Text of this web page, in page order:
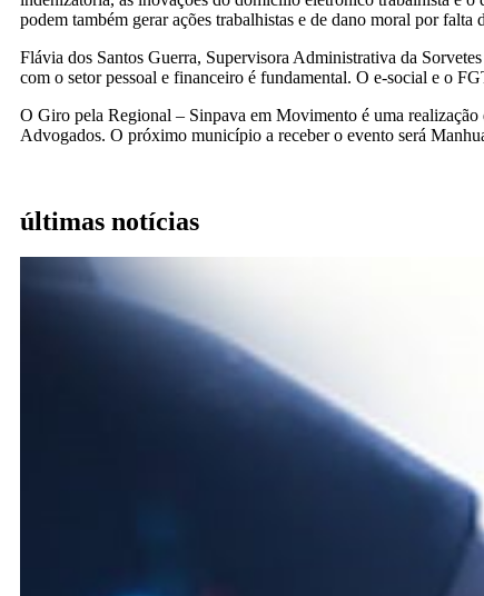
podem também gerar ações trabalhistas e de dano moral por
Flávia dos Santos Guerra, Supervisora Administrativa da
com o setor pessoal e financeiro é fundamental. O e-social e o
O Giro pela Regional – Sinpava em Movimento é uma
Advogados. O próximo município a receber o evento será
últimas notícias